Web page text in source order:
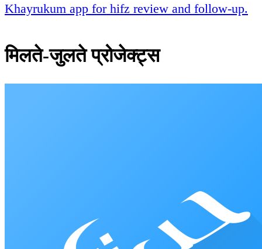
Khayrukum app for hifz review and follow-up.
मिलते-जुलते प्रोजेक्ट्स